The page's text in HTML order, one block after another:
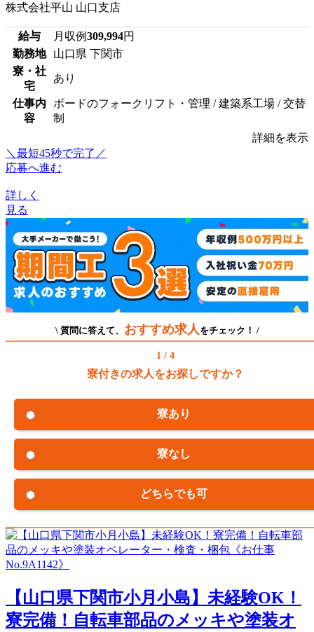
株式会社平山 山口支店
給与 月収例309,994円
勤務地
山口県 下関市
寮・社
宅
あり
仕事内
容
ボードのフォークリフト・管理 / 建築系工場 / 交替
制
詳細を表示
＼最短45秒で完了／
応募へ進む
詳しく
見る
\ 質問に答えて、 おすすめ求人 をチェック！ /
1 / 4
寮付きの求人をお探しですか？
寮あり
寮なし
どちらでも可
【山口県下関市小月小島】未経験OK！
寮完備！自転車部品のメッキや塗装オ